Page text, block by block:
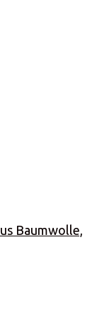
Baumwolle,